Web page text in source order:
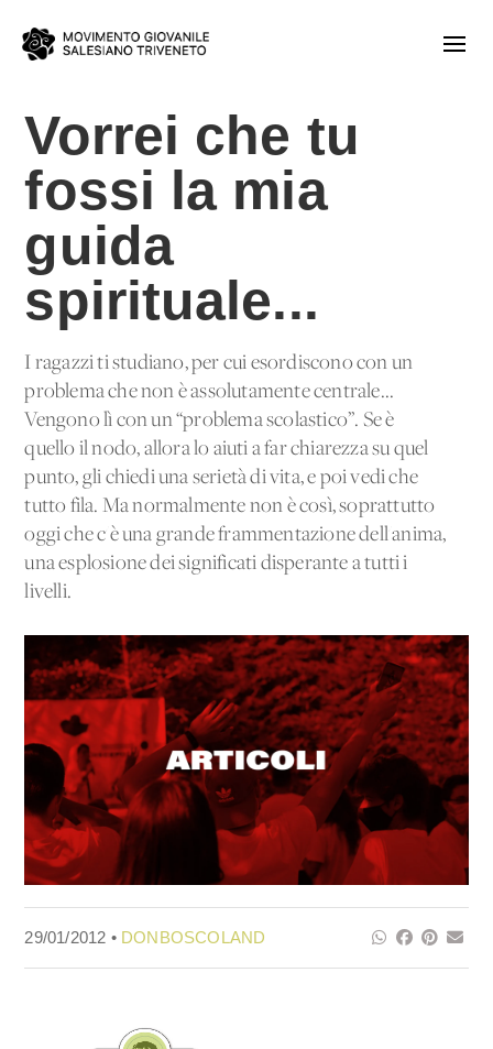
Vorrei che tu
fossi la mia
guida
spirituale...
I ragazzi ti studiano, per cui esordiscono con un
problema che non è assolutamente centrale...
Vengono lì con un “problema scolastico”. Se è
quello il nodo, allora lo aiuti a far chiarezza su quel
punto, gli chiedi una serietà di vita, e poi vedi che
tutto fila. Ma normalmente non è così, soprattutto
oggi che c'è una grande frammentazione dell'anima,
una esplosione dei significati disperante a tutti i
livelli.
29/01/2012 • DONBOSCOLAND